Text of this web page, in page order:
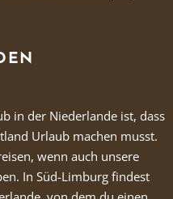
in der Niederlande ist, dass
Urlaub machen musst.
wenn auch unsere
In Süd-Limburg findest